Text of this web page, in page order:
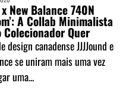
New Balance 740N
A Collab Minimalista
Colecionador Quer
design canadense JJJJound e
se uniram mais uma vez
uma...